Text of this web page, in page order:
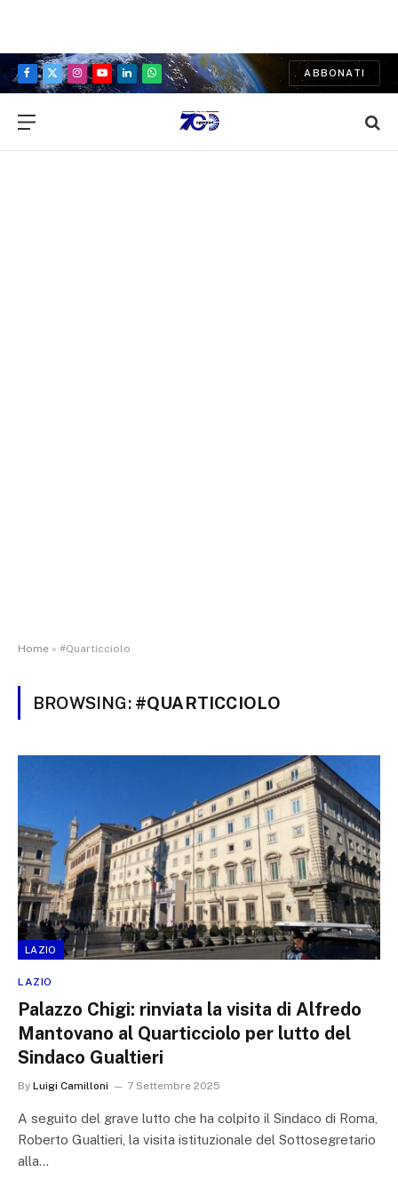
Facebook
X
Instagram
YouTubeLinkedInWhatsApp
ABBONATI
Home » #Quarticciolo
BROWSING: #QUARTICCIOLO
LAZIO
LAZIO
Palazzo Chigi: rinviata la visita di Alfredo
Mantovano al Quarticciolo per lutto del
Sindaco Gualtieri
By Luigi Camilloni 7 Settembre 2025
A seguito del grave lutto che ha colpito il Sindaco di Roma,
Roberto Gualtieri, la visita istituzionale del Sottosegretario
alla…